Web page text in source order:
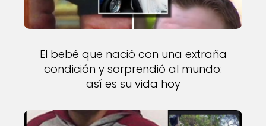
El bebé que nació con una extraña
condición y sorprendió al mundo:
así es su vida hoy